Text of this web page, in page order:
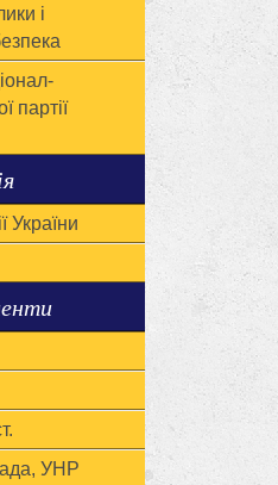
і
партії
України
УНР